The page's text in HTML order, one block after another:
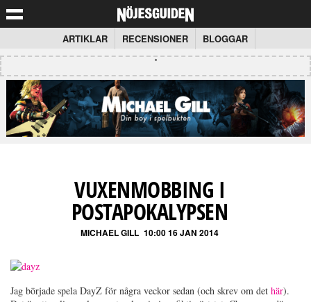
ARTIKLAR RECENSIONER BLOGGAR
VUXENMOBBING I
POSTAPOKALYPSEN
MICHAEL GILL 10:00 16 JAN 2014
Jag började spela DayZ för några veckor sedan (och skrev om det här).